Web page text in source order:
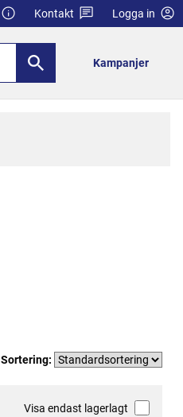
Kontakt Logga in
Kampanjer
Sortering:
Visa endast lagerlagt